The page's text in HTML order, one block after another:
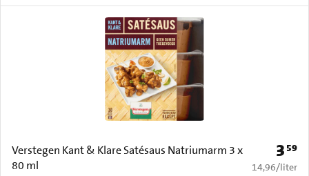
Verstegen Kant & Klare Satésaus Natriumarm 3 x
80 ml
Prijs:
3 59
€ 14,96 per
14,96/liter